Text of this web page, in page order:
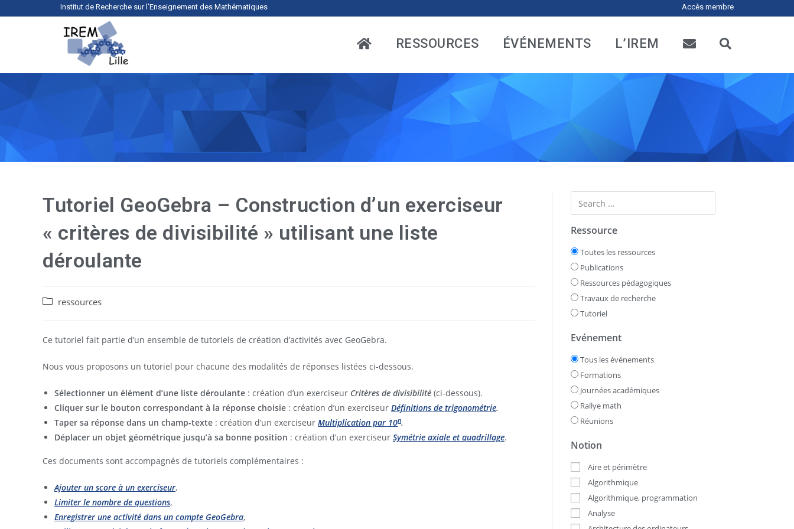
Institut de Recherche sur l’Enseignement des Mathématiques Accès membre
RESSOURCES ÉVÉNEMENTS L’IREM
Tutoriel GeoGebra – Construction d’un exerciseur
« critères de divisibilité » utilisant une liste
déroulante
ressources
Ce tutoriel fait partie d’un ensemble de tutoriels de création d’activités avec GeoGebra.
Nous vous proposons un tutoriel pour chacune des modalités de réponses listées ci-dessous.
Sélectionner un élément d’une liste déroulante : création d’un exerciseur Critères de divisibilité (ci-dessous).
Cliquer sur le bouton correspondant à la réponse choisie : création d’un exerciseur Définitions de trigonométrie.
Taper sa réponse dans un champ-texte : création d’un exerciseur Multiplication par 10n.
Déplacer un objet géométrique jusqu’à sa bonne position : création d’un exerciseur Symétrie axiale et quadrillage.
Ces documents sont accompagnés de tutoriels complémentaires :
Ajouter un score à un exerciseur,
Limiter le nombre de questions,
Enregistrer une activité dans un compte GeoGebra,
Ressource
Toutes les ressources
Publications
Ressources pédagogiques
Travaux de recherche
Tutoriel
Evénement
Tous les événements
Formations
Journées académiques
Rallye math
Réunions
Notion
Aire et périmètre
Algorithmique
Algorithmique, programmation
Analyse